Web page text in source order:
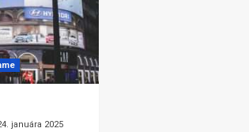
januára 2025